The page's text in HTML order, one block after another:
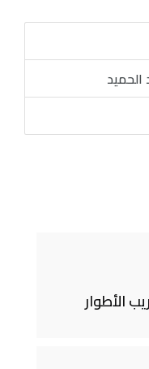
الحميد
الأطوار